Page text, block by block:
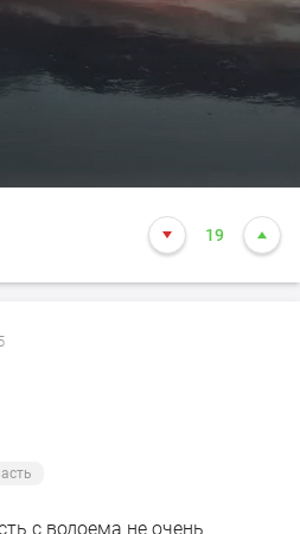
19
с водоема не очень